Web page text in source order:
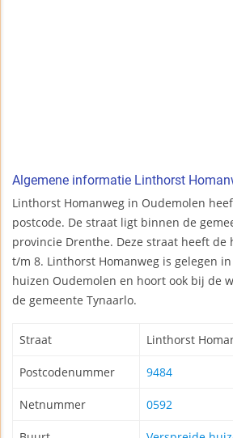
Algemene informatie Linthorst
Linthorst Homanweg in Oudemolen
postcode. De straat ligt binnen de
provincie Drenthe. Deze straat heeft de
t/m 8. Linthorst Homanweg is gelegen
huizen Oudemolen en hoort ook bij de
de gemeente Tynaarlo.
Straat Linthorst
Postcodenummer 9484
Netnummer 0592